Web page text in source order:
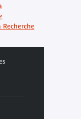
Recherche